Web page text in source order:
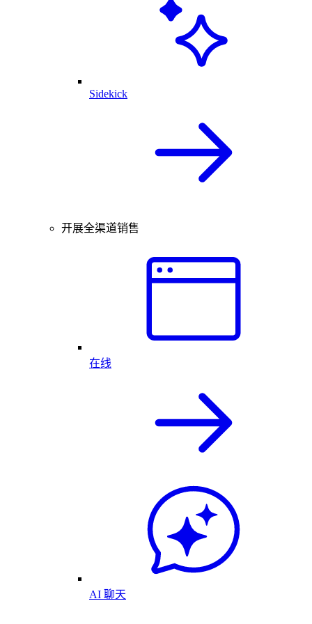
Sidekick
开展全渠道销售
在线
AI 聊天